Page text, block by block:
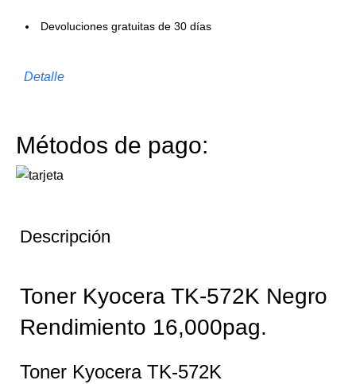
Devoluciones gratuitas de 30 días
Detalle
Métodos de pago:
Descripción
Toner Kyocera TK-572K Negro
Rendimiento 16,000pag.
Toner Kyocera TK-572K